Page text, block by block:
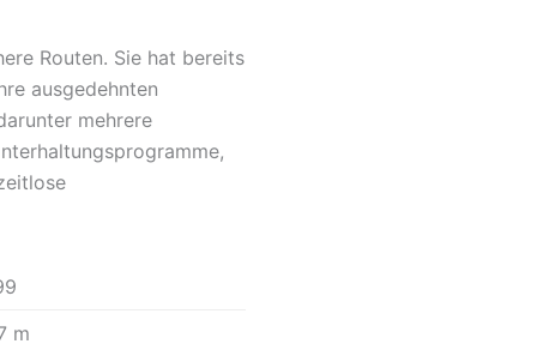
Routen. Sie hat bereits
ausgedehnten
mehrere
m